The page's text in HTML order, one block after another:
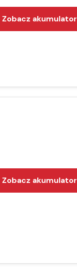
Zobacz akumulator
Zobacz akumulator